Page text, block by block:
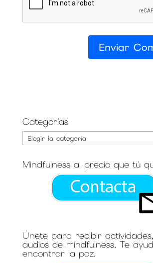
Categorías
Categorías
Mindfulness al precio que tú
Únete para recibir
audios de mindfulness. Te
encontrar la paz.